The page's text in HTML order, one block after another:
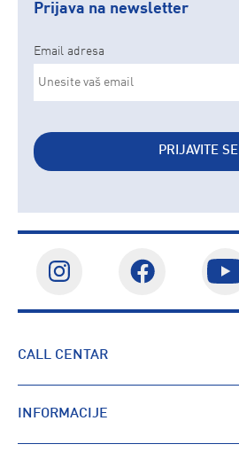
Prijava na newsletter
Email adresa
PRIJAVITE SE
CALL CENTAR
INFORMACIJE